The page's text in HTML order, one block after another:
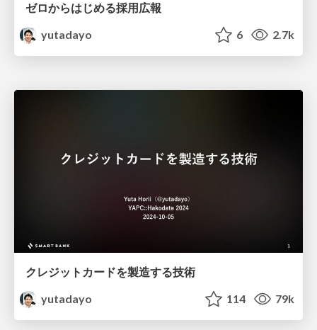
ゼロからはじめる採用広報
yutadayo
6 2.7k
クレジットカードを製造する技術
yutadayo
114 79k